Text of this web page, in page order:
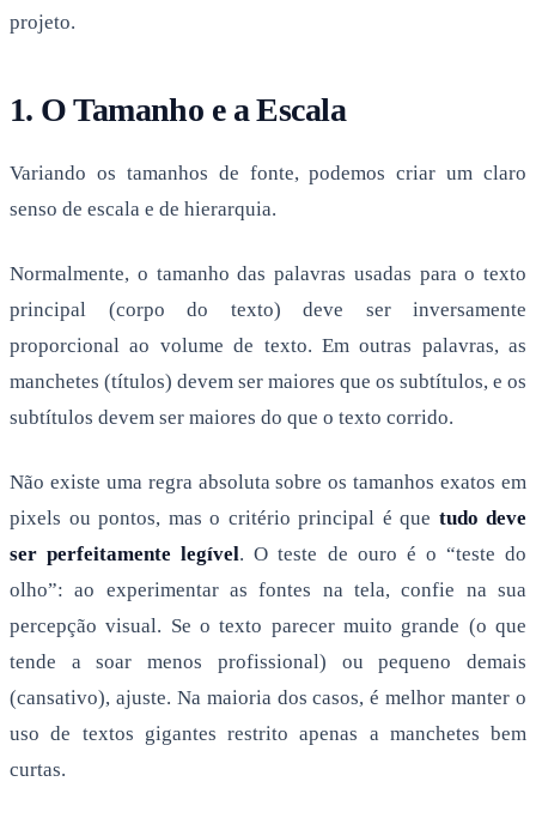
projeto.
1. O Tamanho e a Escala
Variando os tamanhos de fonte, podemos criar um claro
senso de escala e de hierarquia.
Normalmente, o tamanho das palavras usadas para o texto
principal (corpo do texto) deve ser inversamente
proporcional ao volume de texto. Em outras palavras, as
manchetes (títulos) devem ser maiores que os subtítulos, e os
subtítulos devem ser maiores do que o texto corrido.
Não existe uma regra absoluta sobre os tamanhos exatos em
pixels ou pontos, mas o critério principal é que tudo deve
ser perfeitamente legível. O teste de ouro é o “teste do
olho”: ao experimentar as fontes na tela, confie na sua
percepção visual. Se o texto parecer muito grande (o que
tende a soar menos profissional) ou pequeno demais
(cansativo), ajuste. Na maioria dos casos, é melhor manter o
uso de textos gigantes restrito apenas a manchetes bem
curtas.